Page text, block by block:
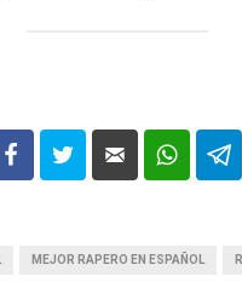
MEJOR RAPERO EN ESPAÑOL